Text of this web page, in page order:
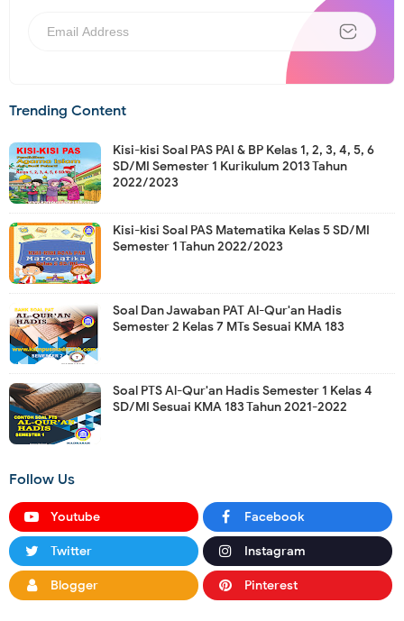
Trending Content
Kisi-kisi Soal PAS PAI & BP Kelas 1, 2, 3, 4, 5, 6
SD/MI Semester 1 Kurikulum 2013 Tahun
2022/2023
Kisi-kisi Soal PAS Matematika Kelas 5 SD/MI
Semester 1 Tahun 2022/2023
Soal Dan Jawaban PAT Al-Qur'an Hadis
Semester 2 Kelas 7 MTs Sesuai KMA 183
Soal PTS Al-Qur'an Hadis Semester 1 Kelas 4
SD/MI Sesuai KMA 183 Tahun 2021-2022
Follow Us
Youtube Facebook
Twitter Instagram
Blogger Pinterest